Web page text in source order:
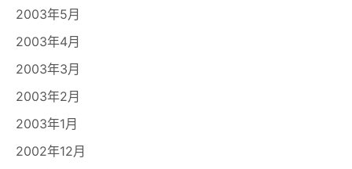
2003年5月
2003年4月
2003年3月
2003年2月
2003年1月
2002年12月